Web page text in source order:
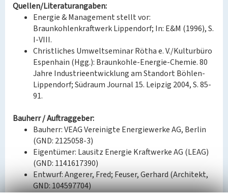
Quellen/Literaturangaben:
Energie & Management stellt vor:
Braunkohlenkraftwerk Lippendorf; In: E&M (1996), S.
I-VIII.
Christliches Umweltseminar Rötha e. V./Kulturbüro
Espenhain (Hgg.): Braunkohle-Energie-Chemie. 80
Jahre Industrieentwicklung am Standort Böhlen-
Lippendorf; Südraum Journal 15. Leipzig 2004, S. 85-
91.
Bauherr / Auftraggeber:
Bauherr: VEAG Vereinigte Energiewerke AG, Berlin
(GND: 2125058-3)
Eigentümer: Lausitz Energie Kraftwerke AG (LEAG)
(GND: 1141617390)
Entwurf: Angerer, Fred; Feuser, Gerhard (Architekt,
GND: 104597704)